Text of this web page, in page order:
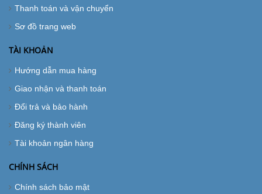
Thanh toán và vận chuyển
Sơ đồ trang web
TÀI KHOẢN
Hướng dẫn mua hàng
Giao nhận và thanh toán
Đổi trả và bảo hành
Đăng ký thành viên
Tài khoản ngân hàng
CHÍNH SÁCH
Chính sách bảo mật